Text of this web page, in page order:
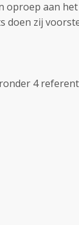
oproep aan het
doen zij
4